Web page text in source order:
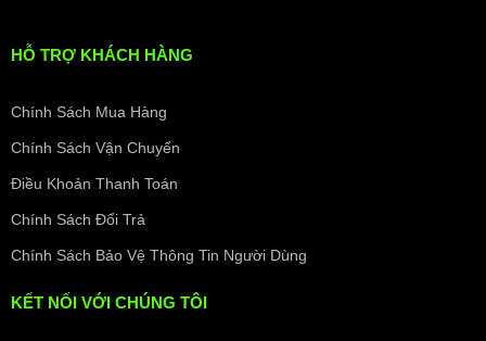
HỖ TRỢ KHÁCH HÀNG
Chính Sách Mua Hàng
Chính Sách Vận Chuyển
Điều Khoản Thanh Toán
Chính Sách Đổi Trả
Chính Sách Bảo Vệ Thông Tin Người Dùng
KẾT NỐI VỚI CHÚNG TÔI